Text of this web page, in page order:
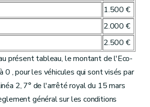
1.500 €
2.000 €
2.500 €
présent tableau, le montant de l'Eco-
0 , pour les véhicules qui sont visés par
2, 7° de l'arrêté royal du 15 mars
général sur les conditions